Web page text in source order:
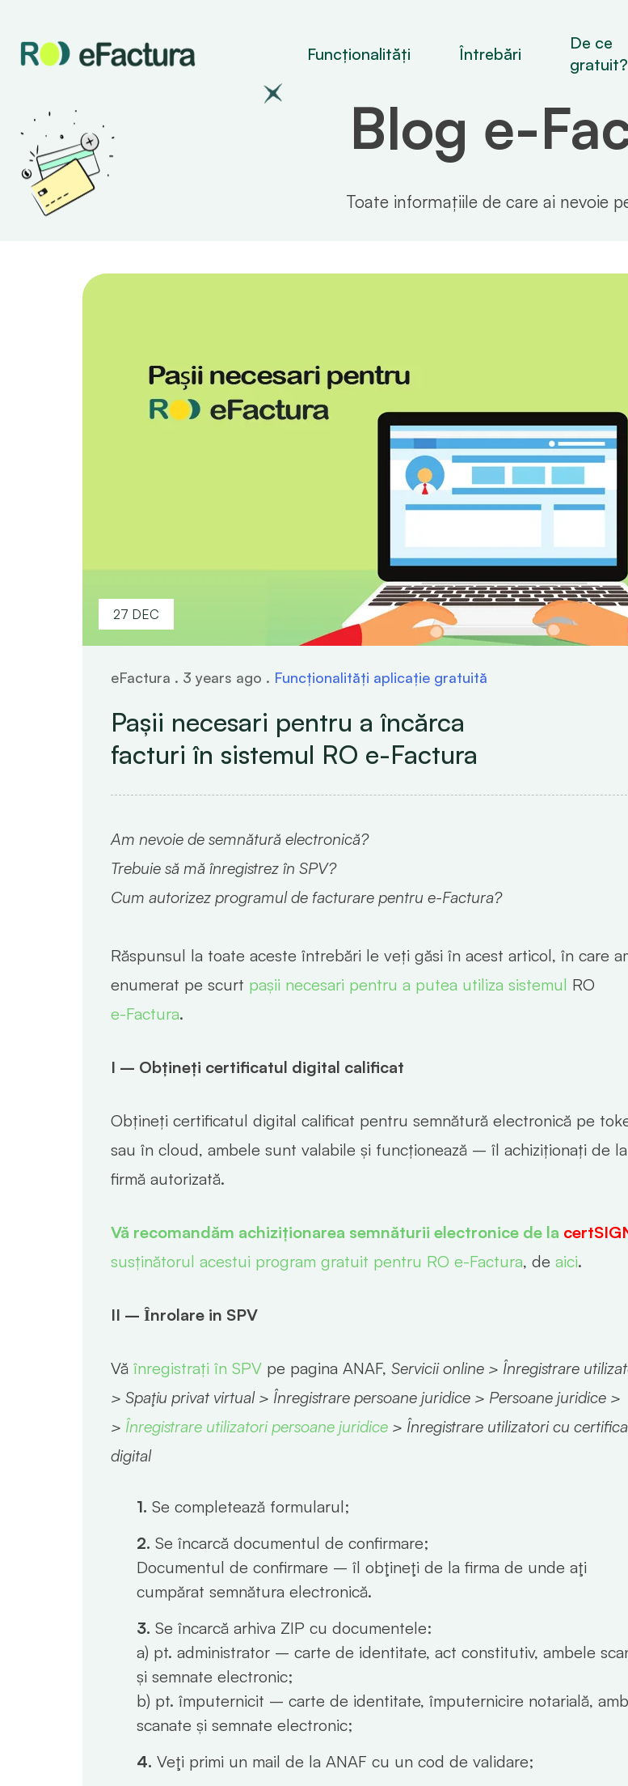
Funcționalități Întrebări
De ce
gratuit?
Blog e-
Toate informațiile de care ai nevoie
27 DEC
eFactura . 3 years ago . Funcționalități aplicație gratuită
Pașii necesari pentru a încărca
facturi în sistemul RO e-Factura
Am nevoie de semnătură electronică?
Trebuie să mă înregistrez în SPV?
Cum autorizez programul de facturare pentru e-Factura?
Răspunsul la toate aceste întrebări le veți găsi în acest articol, în care
enumerat pe scurt pașii necesari pentru a putea utiliza sistemul RO
e-Factura.
I – Obțineți certificatul digital calificat
Obțineți certificatul digital calificat pentru semnătură electronică pe
sau în cloud, ambele sunt valabile și funcționează – îl achiziționați de
firmă autorizată.
Vă recomandăm achiziționarea semnăturii electronice de la
susținătorul acestui program gratuit pentru RO e-Factura, de aici.
II – Ȋnrolare in SPV
Vă înregistrați în SPV pe pagina ANAF, Servicii online > Înregistrare
> Spaţiu privat virtual > Înregistrare persoane juridice > Persoane juridice >
> Înregistrare utilizatori persoane juridice > Înregistrare utilizatori cu
digital
1. Se completează formularul;
2. Se încarcă documentul de confirmare;
Documentul de confirmare – îl obţineţi de la firma de unde aţi
cumpărat semnătura electronică.
3. Se încarcă arhiva ZIP cu documentele:
a) pt. administrator – carte de identitate, act constitutiv, ambele
și semnate electronic;
b) pt. împuternicit – carte de identitate, împuternicire notarială,
scanate și semnate electronic;
4. Veţi primi un mail de la ANAF cu un cod de validare;